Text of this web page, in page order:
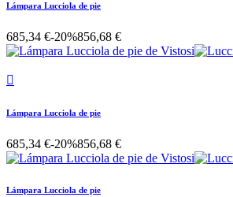
Lámpara Lucciola de pie
685,34 €-20%856,68 €

Lámpara Lucciola de pie
685,34 €-20%856,68 €
Lámpara Lucciola de pie